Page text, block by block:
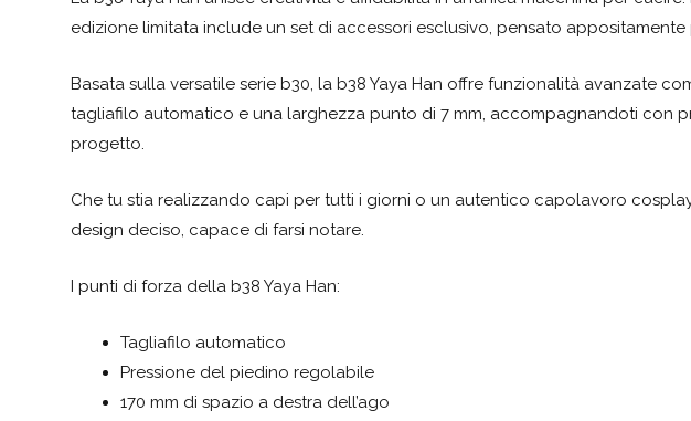
edizione limitata include un set di accessori esclusivo, pensato
Basata sulla versatile serie b30, la b38 Yaya Han offre funzionalità avanzate
tagliafilo automatico e una larghezza punto di 7 mm, accompagnandoti con
progetto.
Che tu stia realizzando capi per tutti i giorni o un autentico capolavoro
design deciso, capace di farsi notare.
I punti di forza della b38 Yaya Han:
Tagliafilo automatico
Pressione del piedino regolabile
170 mm di spazio a destra dell’ago